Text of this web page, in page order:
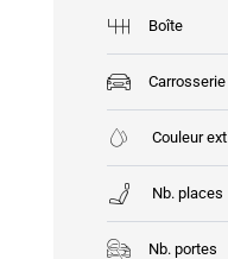
Boîte
Carrosserie
Couleur ext.
Nb. places
Nb. portes